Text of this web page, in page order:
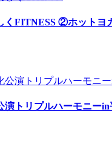
くFITNESS ②ホットヨ
演トリプルハーモニーin